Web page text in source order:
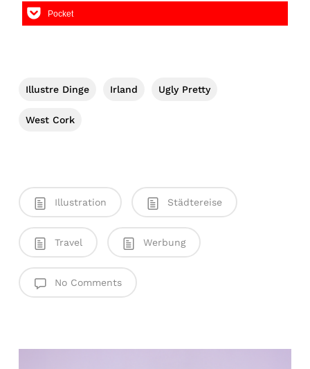
Pocket
Illustre Dinge Irland Ugly Pretty
West Cork
Illustration Städtereise
Travel Werbung
No Comments